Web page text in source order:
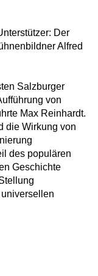
Der
Alfred
Salzburger
von
Max Reinhardt.
die Wirkung von
des populären
Geschichte